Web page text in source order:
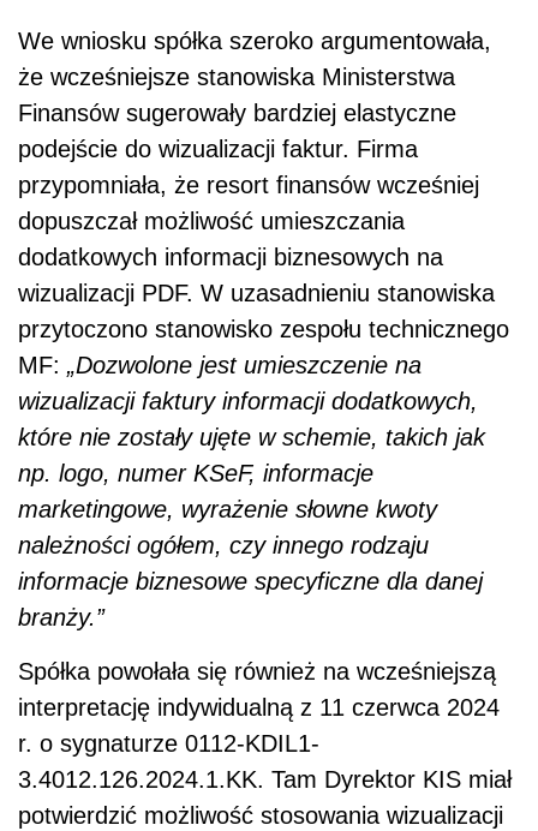
We wniosku spółka szeroko argumentowała,
że wcześniejsze stanowiska Ministerstwa
Finansów sugerowały bardziej elastyczne
podejście do wizualizacji faktur. Firma
przypomniała, że resort finansów wcześniej
dopuszczał możliwość umieszczania
dodatkowych informacji biznesowych na
wizualizacji PDF. W uzasadnieniu stanowiska
przytoczono stanowisko zespołu technicznego
MF: „Dozwolone jest umieszczenie na
wizualizacji faktury informacji dodatkowych,
które nie zostały ujęte w schemie, takich jak
np. logo, numer KSeF, informacje
marketingowe, wyrażenie słowne kwoty
należności ogółem, czy innego rodzaju
informacje biznesowe specyficzne dla danej
branży.”
Spółka powołała się również na wcześniejszą
interpretację indywidualną z 11 czerwca 2024
r. o sygnaturze 0112-KDIL1-
3.4012.126.2024.1.KK. Tam Dyrektor KIS miał
potwierdzić możliwość stosowania wizualizacji